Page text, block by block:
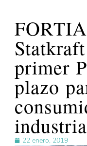
primer
plazo
22 enero, 2019